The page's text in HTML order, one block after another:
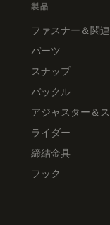
製品
ファスナー＆関連
パーツ
スナップ
バックル
アジャスター＆ス
ライダー
締結金具
フック